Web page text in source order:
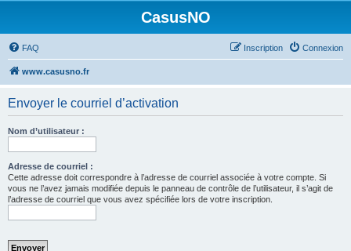
CasusNO
FAQ Connexion
Inscription
www.casusno.fr
Envoyer le courriel d’activation
Nom d’utilisateur :
Adresse de courriel :
Cette adresse doit correspondre à l’adresse de courriel associée à votre compte. Si
vous ne l’avez jamais modifiée depuis le panneau de contrôle de l’utilisateur, il s’agit de
l’adresse de courriel que vous avez spécifiée lors de votre inscription.